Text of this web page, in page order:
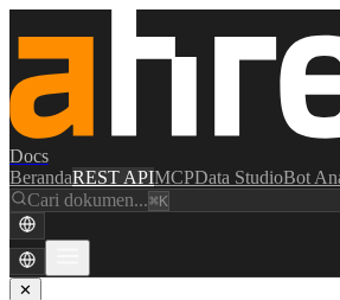
Docs
BerandaREST APIMCPData StudioBot
Cari dokumen...⌘K
✕